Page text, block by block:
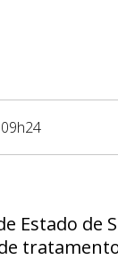
Estado